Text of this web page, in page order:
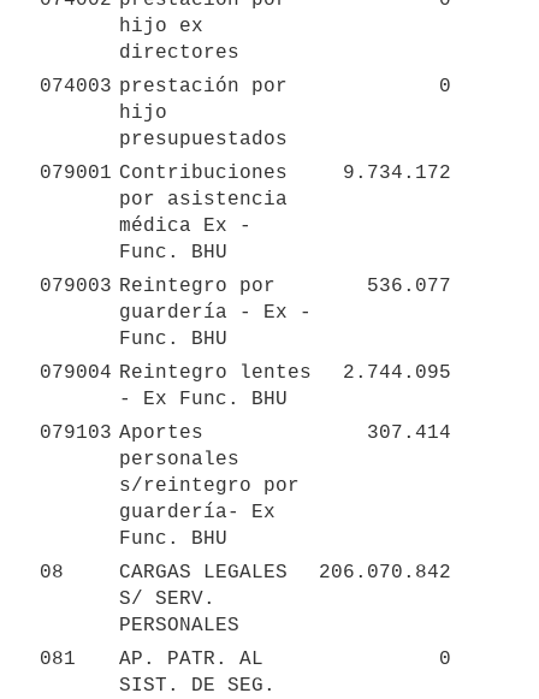
hijo ex
directores
074003 prestación por
hijo
presupuestados
0
079001 Contribuciones
por asistencia
médica Ex -
Func. BHU
9.734.172
079003 Reintegro por
guardería - Ex -
Func. BHU
536.077
079004 Reintegro lentes
- Ex Func. BHU
2.744.095
079103 Aportes
personales
s/reintegro por
guardería- Ex
Func. BHU
307.414
08
CARGAS LEGALES
S/ SERV.
PERSONALES
206.070.842
081
AP. PATR. AL
SIST. DE SEG.
0